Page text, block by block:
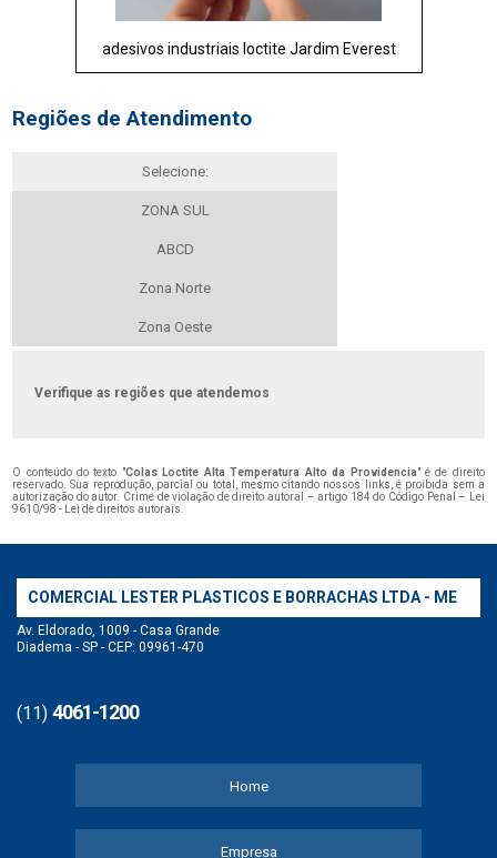
adesivos industriais loctite Jardim Everest
Regiões de Atendimento
Selecione:
ZONA SUL
ABCD
Zona Norte
Zona Oeste
Verifique as regiões que atendemos
O conteúdo do texto "Colas Loctite Alta Temperatura Alto da Providencia" é de direito
reservado. Sua reprodução, parcial ou total, mesmo citando nossos links, é proibida sem a
autorização do autor. Crime de violação de direito autoral – artigo 184 do Código Penal –
Lei
9610/98 - Lei de direitos autorais
COMERCIAL LESTER PLASTICOS E BORRACHAS LTDA - ME
Av. Eldorado, 1009 - Casa Grande
Diadema - SP - CEP: 09961-470
(11) 4061-1200
Home
Empresa